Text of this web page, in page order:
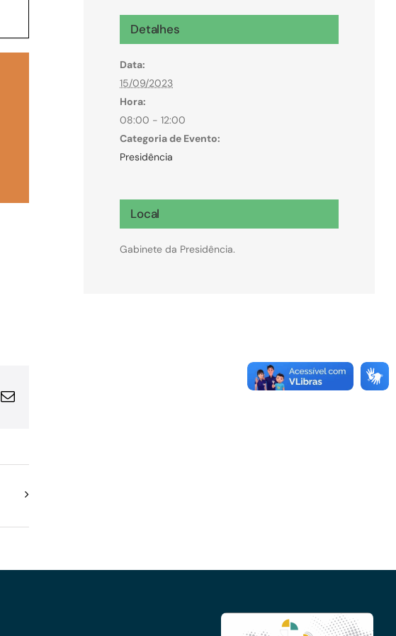
Microcrédito
Para MEI, microempresas e pessoas físicas
(feirantes e transportes)
E-
Detalhes
Data:
15/09/2023
Hora:
08:00 - 12:00
Categoria de Evento:
Presidência
Local
Gabinete da Presidência.